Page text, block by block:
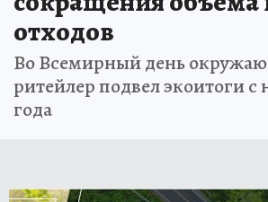
отходов
Во Всемирный день
ритейлер подвел экоитоги с
года